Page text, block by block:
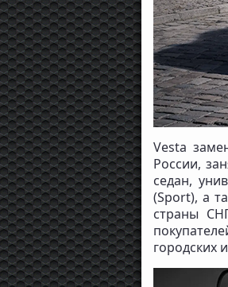
Vesta
России,
седан,
(Sport), а
страны
городских